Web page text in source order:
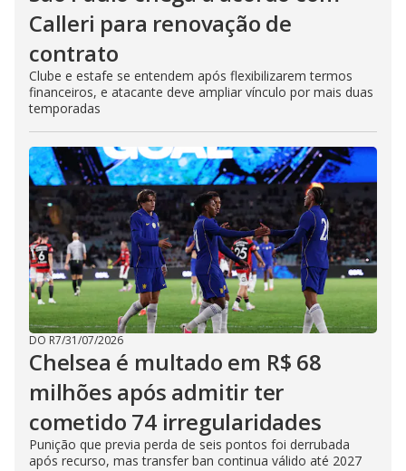
Calleri para renovação de
contrato
Clube e estafe se entendem após flexibilizarem termos
financeiros, e atacante deve ampliar vínculo por mais duas
temporadas
DO R7/31/07/2026
Chelsea é multado em R$ 68
milhões após admitir ter
cometido 74 irregularidades
Punição que previa perda de seis pontos foi derrubada
após recurso, mas transfer ban continua válido até 2027